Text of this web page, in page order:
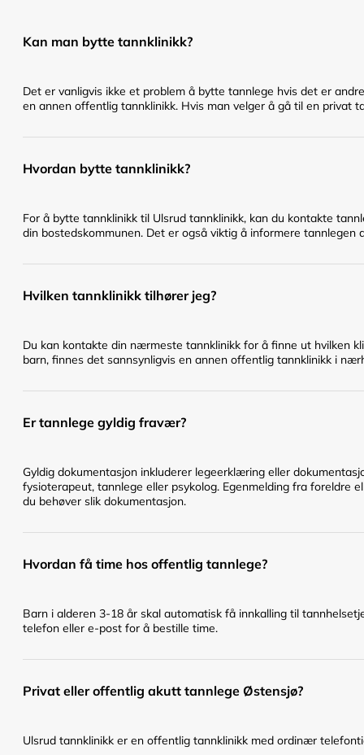
Kan man bytte tannklinikk?
Det er vanligvis ikke et problem å bytte tannlege hvis det er
en annen offentlig tannklinikk. Hvis man velger å gå til en privat
Hvordan bytte tannklinikk?
For å bytte tannklinikk til Ulsrud tannklinikk, kan du kontakte
din bostedskommunen. Det er også viktig å informere
Hvilken tannklinikk tilhører jeg?
Du kan kontakte din nærmeste tannklinikk for å finne ut hvilken
barn, finnes det sannsynligvis en annen offentlig tannklinikk i
Er tannlege gyldig fravær?
Gyldig dokumentasjon inkluderer legeerklæring eller
fysioterapeut, tannlege eller psykolog. Egenmelding fra foreldre
du behøver slik dokumentasjon.
Hvordan få time hos offentlig tannlege?
Barn i alderen 3-18 år skal automatisk få innkalling til
telefon eller e-post for å bestille time.
Privat eller offentlig akutt tannlege Østensjø?
Ulsrud tannklinikk er en offentlig tannklinikk med ordinær